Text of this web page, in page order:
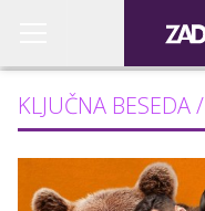
KLJUČNA BESEDA /